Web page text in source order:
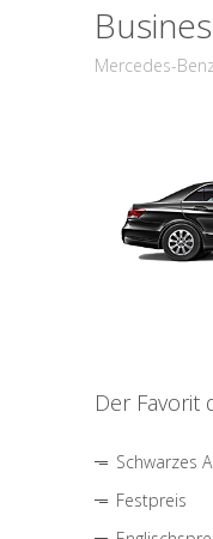
Mercedes-
Der Favorit
Schwarzes
Festpreis